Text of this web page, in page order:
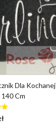
Dla Kochanej
Cm